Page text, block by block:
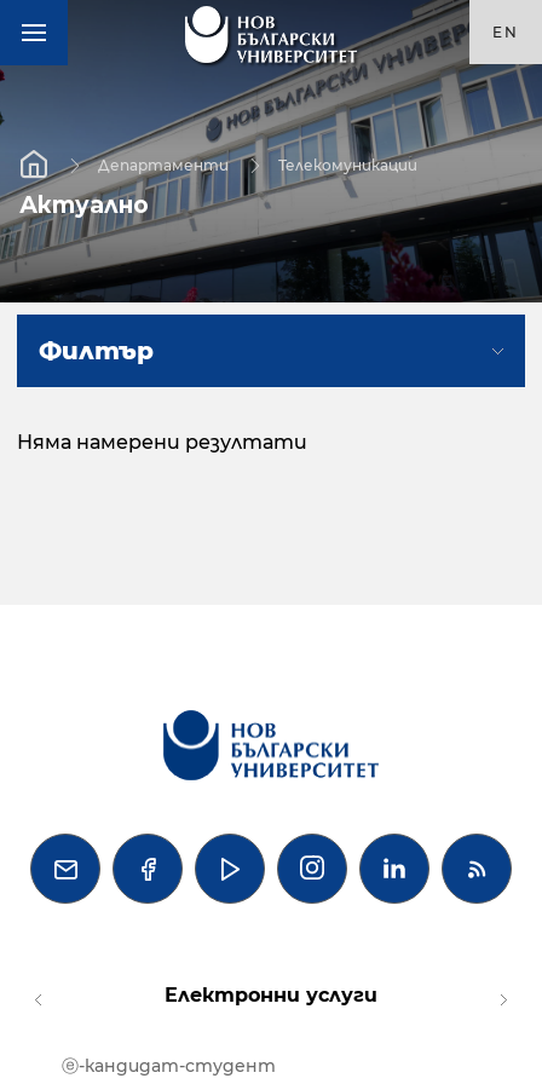
EN
Департаменти Телекомуникации
Актуално
Филтър
Няма намерени резултати
   
Електронни услуги
ⓔ-кандидат-студент